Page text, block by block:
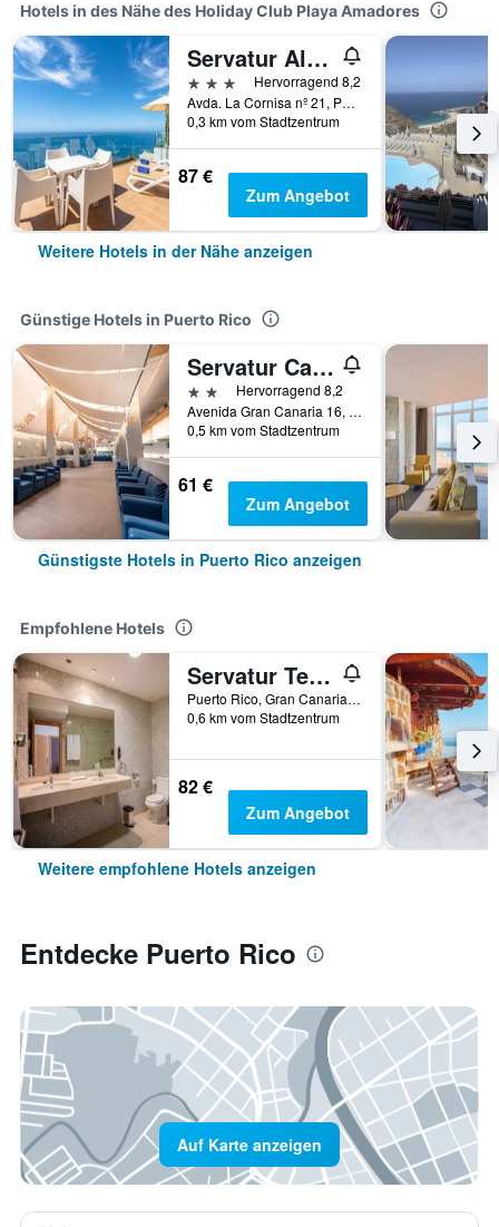
Hotels in des Nähe des Holiday Club Playa Amadores
Servatur Altamar
3 Sterne
Hervorragend 8,2
Avda. La Cornisa nº 21, Puerto Rico, Puerto Rico, Gran Canaria, Spanien
0,3 km vom Stadtzentrum
87 €
Zum Angebot
Weitere Hotels in der Nähe anzeigen
Günstige Hotels in Puerto Rico
Servatur Castillo de Sol
2 SterneHervorragend 8,2
Avenida Gran Canaria 16, Puerto Rico, Gran Canaria, Spanien
0,5 km vom Stadtzentrum
61 €
Zum Angebot
Günstigste Hotels in Puerto Rico anzeigen
Empfohlene Hotels
Servatur Terrazamar & Sunsuite
Puerto Rico, Gran Canaria, Spanien
0,6 km vom Stadtzentrum
82 €
Zum Angebot
Weitere empfohlene Hotels anzeigen
Entdecke Puerto Rico
Auf Karte anzeigen